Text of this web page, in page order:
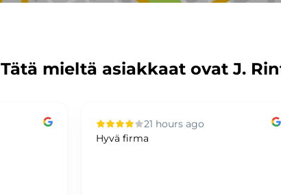
Tätä mieltä asiakkaat ovat J.
21 hours ago
Hyvä firma